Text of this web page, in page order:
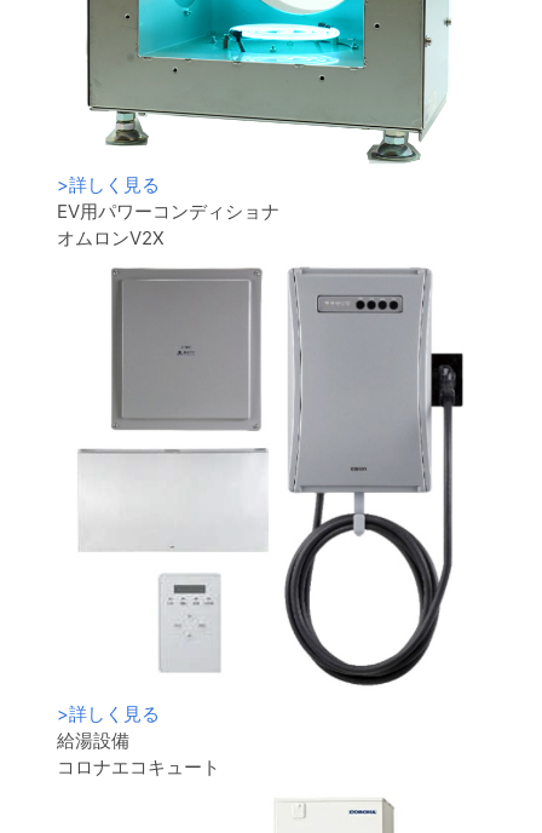
>詳しく見る
EV用パワーコンディショナ
オムロンV2X
>詳しく見る
給湯設備
コロナエコキュート